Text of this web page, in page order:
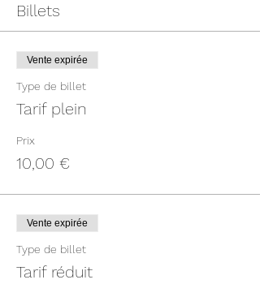
Billets
Vente expirée
Type de billet
Tarif plein
Prix
10,00 €
Vente expirée
Type de billet
Tarif réduit